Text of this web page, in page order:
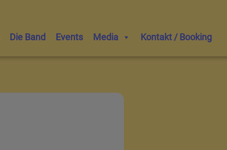
Die Band Events Media Kontakt / Booking